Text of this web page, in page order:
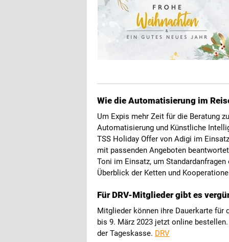
Wie die Automatisierung im
Um Expis mehr Zeit für die Beratung
Automatisierung und Künstliche
TSS Holiday Offer von Adigi im
mit passenden Angeboten
Toni im Einsatz, um
Überblick der Ketten und
Für DRV-Mitglieder gibt es
Mitglieder können ihre Dauerkarte für
bis 9. März 2023 jetzt online
der Tageskasse. DRV